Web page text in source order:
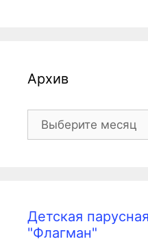
Архив
Архив
Детская
"Флагман"